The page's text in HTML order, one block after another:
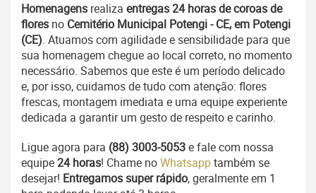
Homenagens realiza entregas 24 horas de coroas de
flores no Cemitério Municipal Potengi - CE, em Potengi
(CE). Atuamos com agilidade e sensibilidade para que
sua homenagem chegue ao local correto, no momento
necessário. Sabemos que este é um período delicado
e, por isso, cuidamos de tudo com atenção: flores
frescas, montagem imediata e uma equipe experiente
dedicada a garantir um gesto de respeito e carinho.
Ligue agora para (88) 3003-5053e fale com nossa
equipe24 horas! Chame noWhatsapptambém se
desejar! Entregamos super rápido, geralmente em 1